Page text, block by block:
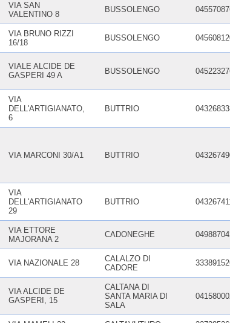
VIA SAN
VALENTINO 8
BUSSOLENGO
VIA BRUNO RIZZI
16/18
BUSSOLENGO
VIALE ALCIDE DE
GASPERI 49 A
BUSSOLENGO
VIA
DELL'ARTIGIANATO,
6
BUTTRIO
VIA MARCONI 30/A1 BUTTRIO
VIA
DELL'ARTIGIANATO
29
BUTTRIO
VIA ETTORE
MAJORANA 2
CADONEGHE
VIA NAZIONALE 28
CALALZO DI
CADORE
VIA ALCIDE DE
GASPERI, 15
CALTANA DI
SANTA MARIA DI
SALA